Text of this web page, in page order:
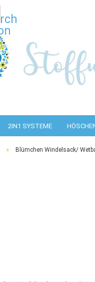
2IN1 SYSTEME
» Blümchen Windelsack/